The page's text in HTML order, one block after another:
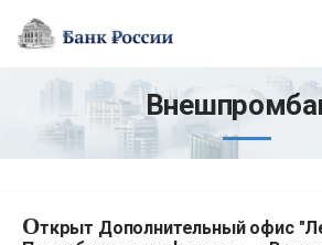
Открыт Дополнительный офис